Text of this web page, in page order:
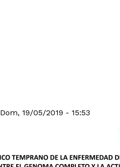
Dom, 19/05/2019 - 15:53